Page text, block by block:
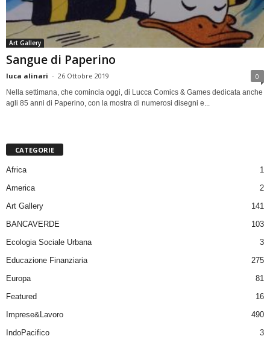
Art Gallery
Sangue di Paperino
luca alinari - 26 Ottobre 2019 0
Nella settimana, che comincia oggi, di Lucca Comics & Games dedicata anche
agli 85 anni di Paperino, con la mostra di numerosi disegni e...
CATEGORIE
Africa
1
America
2
Art Gallery
141
BANCAVERDE
103
Ecologia Sociale Urbana
3
Educazione Finanziaria
275
Europa
81
Featured
16
Imprese&Lavoro
490
IndoPacifico
3